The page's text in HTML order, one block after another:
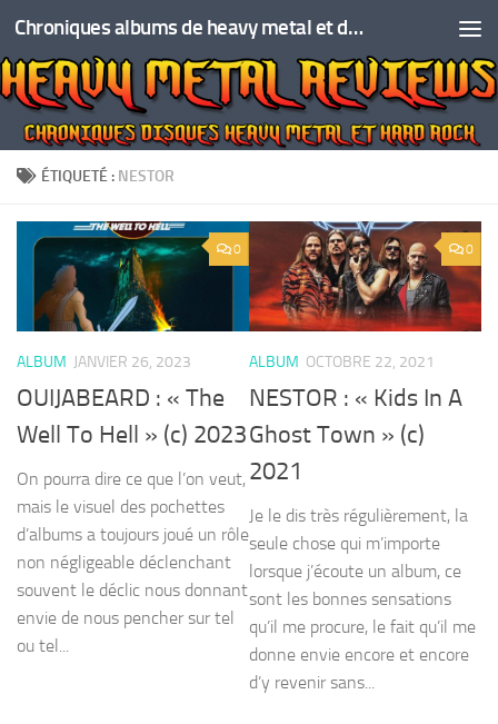
Skip to content Chroniques albums de heavy metal et de hard rock
ÉTIQUETÉ : NESTOR
0
ALBUM JANVIER 26, 2023
OUIJABEARD : « The
Well To Hell » (c) 2023
On pourra dire ce que l’on veut,
mais le visuel des pochettes
d’albums a toujours joué un rôle
non négligeable déclenchant
souvent le déclic nous donnant
envie de nous pencher sur tel
ou tel...
0
ALBUM OCTOBRE 22, 2021
NESTOR : « Kids In A
Ghost Town » (c)
2021
Je le dis très régulièrement, la
seule chose qui m’importe
lorsque j’écoute un album, ce
sont les bonnes sensations
qu’il me procure, le fait qu’il me
donne envie encore et encore
d’y revenir sans...